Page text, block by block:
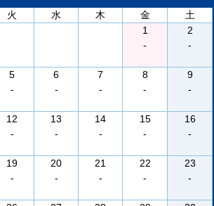
火 水 木 金
土
1
-
2
-
5
-
6
-
7
-
8
-
9
-
12
-
13
-
14
-
15
-
16
-
19
-
20
-
21
-
22
-
23
-